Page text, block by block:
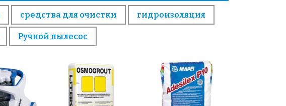
средства для очистки гидроизоляция
Ручной пылесос